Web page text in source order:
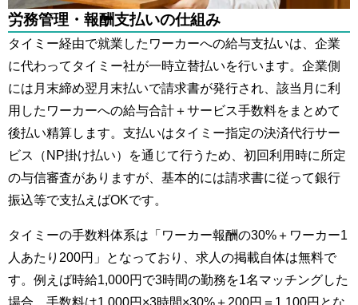
労務管理・報酬支払いの仕組み
タイミー経由で就業したワーカーへの給与支払いは、企業
に代わってタイミー社が一時立替払いを行います​。企業側
には月末締め翌月末払いで請求書が発行され、該当月に利
用したワーカーへの給与合計＋サービス手数料をまとめて
後払い精算します。支払いはタイミー指定の決済代行サー
ビス（NP掛け払い）を通じて行うため、初回利用時に所定
の与信審査がありますが、基本的には請求書に従って銀行
振込等で支払えばOKです。
タイミーの手数料体系は「ワーカー報酬の30%＋ワーカー1
人あたり200円」となっており、求人の掲載自体は無料で
す。例えば時給1,000円で3時間の勤務を1名マッチングした
場合、手数料は1,000円×3時間×30%＋200円＝1,100円とな